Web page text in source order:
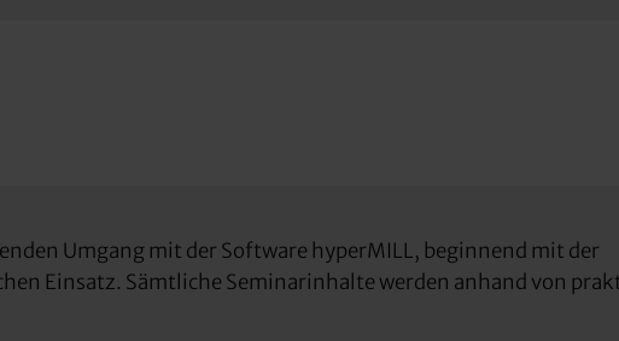
Umgang mit der Software hyperMILL, beginnend mit der
Einsatz. Sämtliche Seminarinhalte werden anhand von